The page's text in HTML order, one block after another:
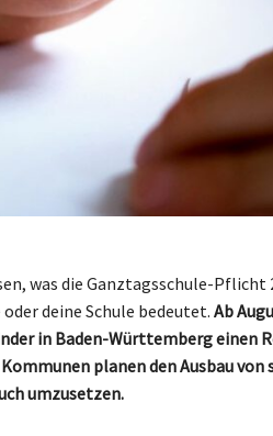
was die Ganztagsschule-
deine Schule bedeutet. Ab
in Baden-Württemberg einen
Kommunen planen den Ausbau
umzusetzen.